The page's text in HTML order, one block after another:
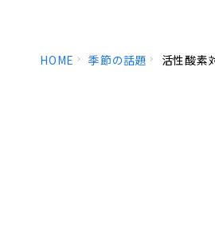
HOME 季節の話題 活性酸素